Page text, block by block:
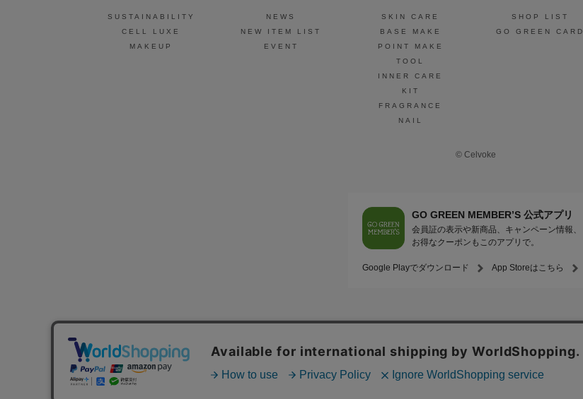
SUSTAINABILITY
CELL LUXE
MAKEUP
NEWS
NEW ITEM LIST
EVENT
SKIN CARE
BASE MAKE
POINT MAKE
TOOL
INNER CARE
KIT
FRAGRANCE
NAIL
SHOP LIST
GO GREEN CARD
© Celvoke
GO GREEN MEMBER’S 公式アプリ
会員証の表示や新商品、キャンペーン情報、
お得なクーポンもこのアプリで。
Google Playでダウンロード App Storeはこちら
Mitea ORGANIC INNERSENSE